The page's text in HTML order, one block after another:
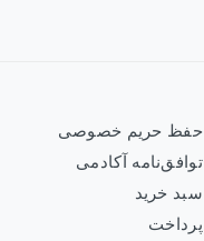
حفظ حریم خصوصی
توافق‌نامه آکادمی
سبد خرید
پرداخت